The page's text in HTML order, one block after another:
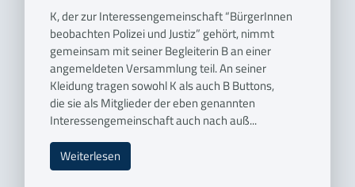
K, der zur Interessengemeinschaft “BürgerInnen
beobachten Polizei und Justiz” gehört, nimmt
gemeinsam mit seiner Begleiterin B an einer
angemeldeten Versammlung teil. An seiner
Kleidung tragen sowohl K als auch B Buttons,
die sie als Mitglieder der eben genannten
Interessengemeinschaft auch nach auß...
Weiterlesen